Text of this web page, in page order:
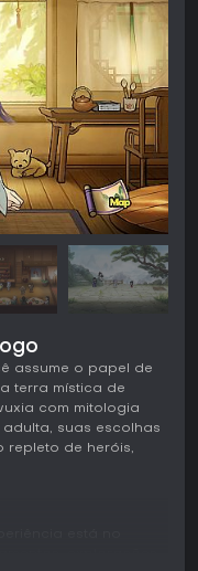
assume o papel de
terra mística de
com mitologia
suas escolhas
repleto de heróis,